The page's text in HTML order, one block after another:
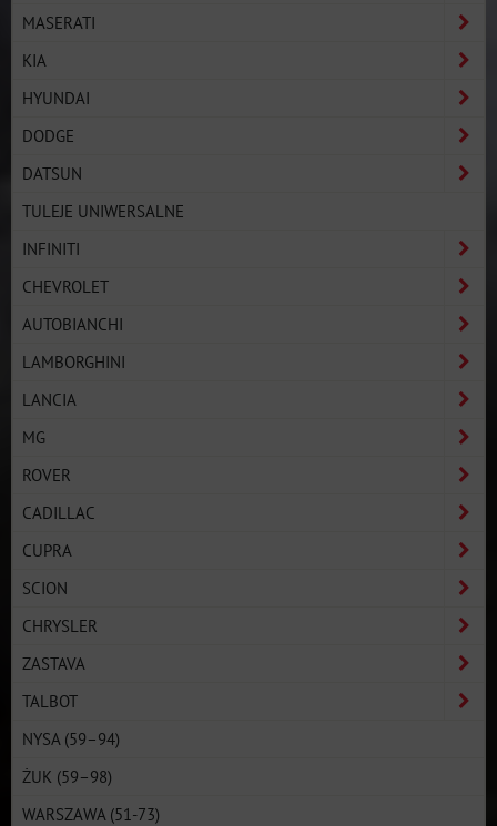
MASERATI
KIA
HYUNDAI
DODGE
DATSUN
TULEJE UNIWERSALNE
INFINITI
CHEVROLET
AUTOBIANCHI
LAMBORGHINI
LANCIA
MG
ROVER
CADILLAC
CUPRA
SCION
CHRYSLER
ZASTAVA
TALBOT
NYSA (59–94)
ŻUK (59–98)
WARSZAWA (51-73)